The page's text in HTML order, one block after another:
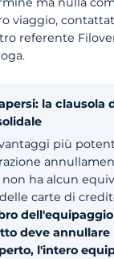
viaggio,
referente
la clausola
più
non ha alcun
carte di
deve annullare
l'intero